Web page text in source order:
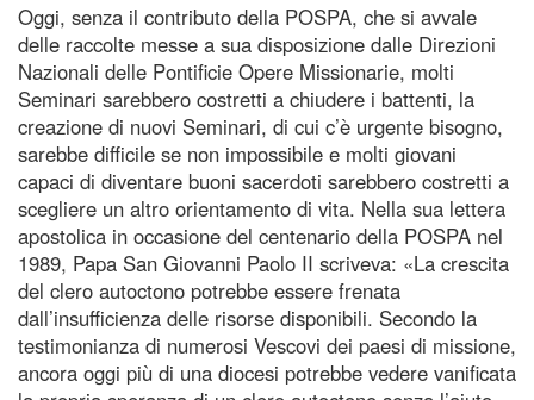
Oggi, senza il contributo della POSPA, che si avvale
delle raccolte messe a sua disposizione dalle Direzioni
Nazionali delle Pontificie Opere Missionarie, molti
Seminari sarebbero costretti a chiudere i battenti, la
creazione di nuovi Seminari, di cui c’è urgente bisogno,
sarebbe difficile se non impossibile e molti giovani
capaci di diventare buoni sacerdoti sarebbero costretti a
scegliere un altro orientamento di vita. Nella sua lettera
apostolica in occasione del centenario della POSPA nel
1989, Papa San Giovanni Paolo II scriveva: «La crescita
del clero autoctono potrebbe essere frenata
dall’insufficienza delle risorse disponibili. Secondo la
testimonianza di numerosi Vescovi dei paesi di missione,
ancora oggi più di una diocesi potrebbe vedere vanificata